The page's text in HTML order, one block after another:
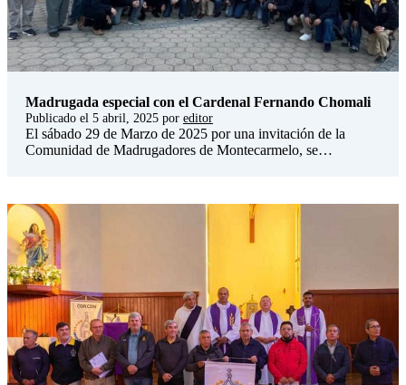
Madrugada especial con el Cardenal Fernando Chomali
Publicado el 5 abril, 2025 por editor
El sábado 29 de Marzo de 2025 por una invitación de la
Comunidad de Madrugadores de Montecarmelo, se…